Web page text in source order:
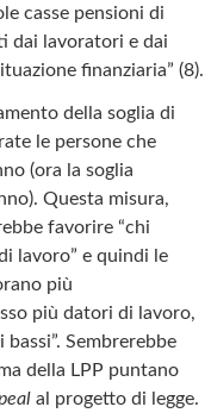
casse pensioni di
dai lavoratori e dai
finanziaria” (8).
della soglia di
le persone che
(ora la soglia
Questa misura,
favorire “chi
lavoro” e quindi le
più
più datori di lavoro,
Sembrerebbe
della LPP puntano
al progetto di legge.